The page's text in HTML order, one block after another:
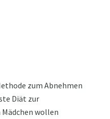
zum Abnehmen
Diät zur
wollen